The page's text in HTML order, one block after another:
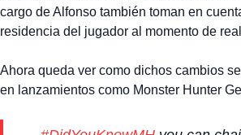
cargo de Alfonso también toman en
residencia del jugador al momento de
Ahora queda ver como dichos cambios
en lanzamientos como Monster Hunter